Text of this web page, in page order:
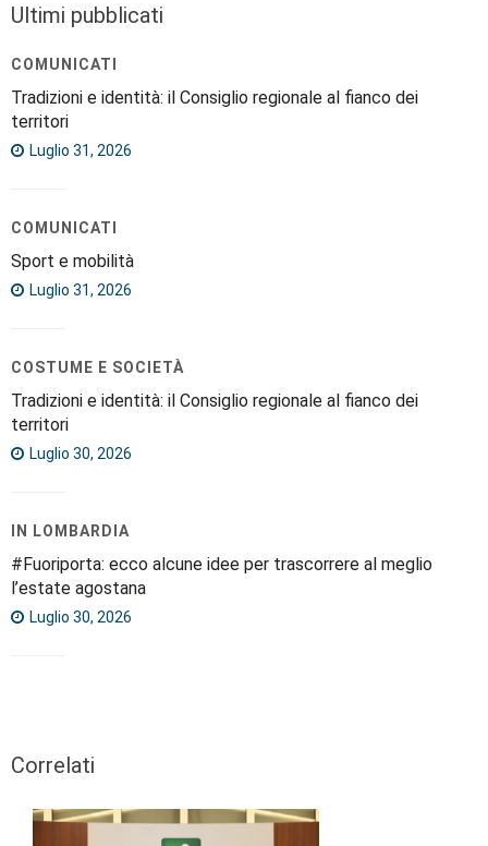
Ultimi pubblicati
COMUNICATI
Tradizioni e identità: il Consiglio regionale al fianco dei
territori
Luglio 31, 2026
COMUNICATI
Sport e mobilità
Luglio 31, 2026
COSTUME E SOCIETÀ
Tradizioni e identità: il Consiglio regionale al fianco dei
territori
Luglio 30, 2026
IN LOMBARDIA
#Fuoriporta: ecco alcune idee per trascorrere al meglio
l’estate agostana
Luglio 30, 2026
Correlati